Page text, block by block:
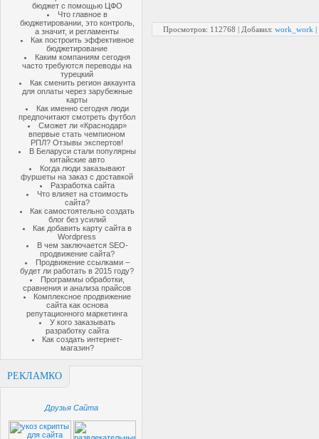
бюджет с помощью ЦФО
Что главное в
бюджетировании, это контроль,
а значит, и регламенты
Как построить эффективное
бюджетирование
Каким компаниям сегодня
часто требуются переводы на
турецкий
Как сменить регион аккаунта
для оплаты через зарубежные
карты
Как именно сегодня люди
предпочитают смотреть футбол
Сможет ли «Краснодар»
впервые стать чемпионом
РПЛ? Отзывы экспертов!
В Беларуси стали популярны
китайские авто
Когда люди заказывают
фуршеты на заказ с доставкой
Разработка сайта
Что влияет на стоимость
сайта?
Как самостоятельно создать
блог без усилий
Как добавить карту сайта в
Wordpress
В чем заключается SEO-
продвижение сайта?
Продвижение ссылками –
будет ли работать в 2015 году?
Программы обработки,
сравнения и анализа прайсов
Комплексное продвижение
сайта как основа
репутационного маркетинга
У кого заказывать
разработку сайта
Как создать интернет-
магазин?
РЕКЛАМКО
Друзья Сайта
Просмотров: 112768 | Добавил: work_work |